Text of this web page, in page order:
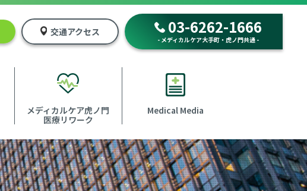
交通アクセス 03-6262-1666
- メディカルケア大手町・虎ノ門共通 -
メディカルケア虎ノ門
医療リワーク
Medical Media